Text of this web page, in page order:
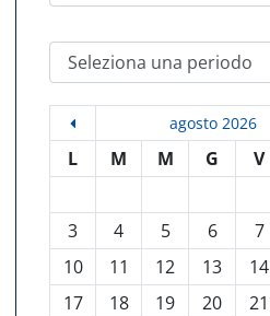
Seleziona una periodo
agosto 2026
L M M G V
3
4 5 6 7
10
11 12 13 14
17
18 19 20 21